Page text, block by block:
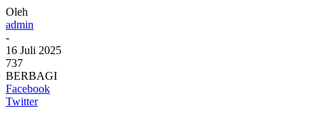
Oleh
admin
-
16 Juli 2025
737
BERBAGI
Facebook
Twitter